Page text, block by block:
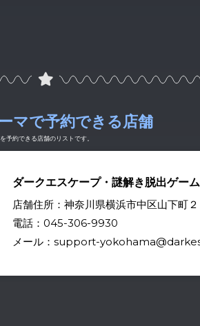
マで予約できる店舗
予約できる店舗のリストです。
ダークエスケープ・謎解き脱出ゲーム
店舗住所：神奈川県横浜市中区山下町
電話：045-306-9930
メール：support-